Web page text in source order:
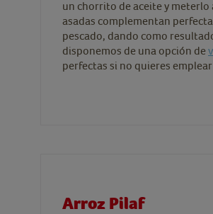
un chorrito de aceite y
asadas complementan
pescado, dando como
disponemos de una opción de
perfectas si no quieres
Arroz Pilaf